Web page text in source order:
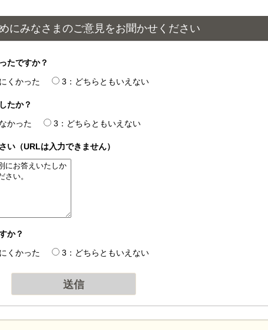
にみなさまのご意見をお聞かせください
たですか？
くかった 3：どちらともいえない
たか？
かった 3：どちらともいえない
い（URLは入力できません）
か？
くかった 3：どちらともいえない